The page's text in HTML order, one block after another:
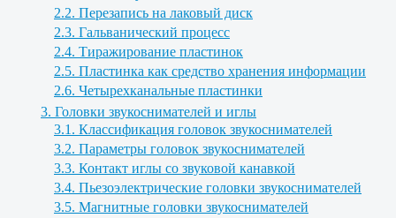
2.2. Перезапись на лаковый диск
2.3. Гальванический процесс
2.4. Тиражирование пластинок
2.5. Пластинка как средство хранения информации
2.6. Четырехканальные пластинки
3. Головки звукоснимателей и иглы
3.1. Классификация головок звукоснимателей
3.2. Параметры головок звукоснимателей
3.3. Контакт иглы со звуковой канавкой
3.4. Пьезоэлектрические головки звукоснимателей
3.5. Магнитные головки звукоснимателей